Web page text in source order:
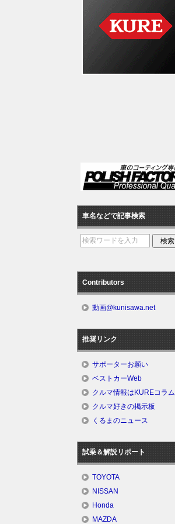
車名などで記事検索
Contributors
動画@kunisawa.net
推奨リンク
サポーターお願い
ベストカーWeb
クルマ情報はKUREコラム
クルマ好きの掲示板
くるまのニュース
試乗＆解説リポート
TOYOTA
NISSAN
Honda
MAZDA